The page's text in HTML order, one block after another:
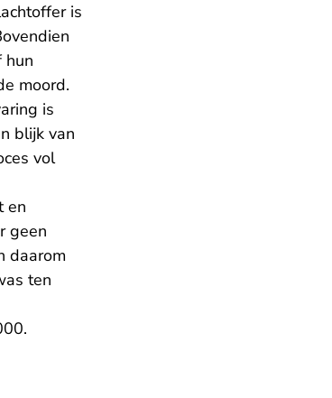
is
hun
moord.
is
blijk van
vol
en
geen
daarom
ten